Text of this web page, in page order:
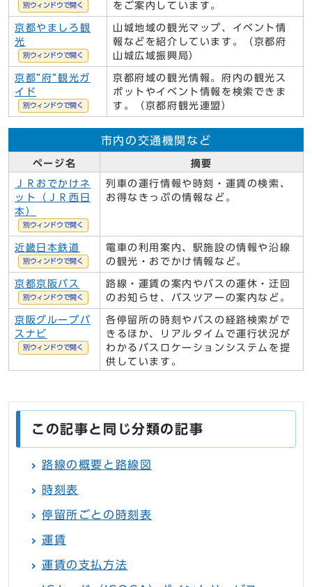
別ウィンドウで開く
をご案内しています。
京都やましろ観
光
別ウィンドウで開く
山城地域の観光マップ、イベント情
報などを紹介しています。（京都府
山城広域振興局）
京都”府”観光ガ
イド
別ウィンドウで開く
京都府域の観光情報。府内の観光ス
ポットやイベント情報を検索できま
す。（京都府観光連盟）
市内の交通機関など
ページ名 摘要
ＪＲおでかけネ
ット（ＪＲ西日
本）
別ウィンドウで開く
列車の運行情報や時刻・運賃の検索、
お得なきっぷの情報など。
近畿日本鉄道
別ウィンドウで開く
電車の利用案内、駅施設の情報や沿線
の観光・おでかけ情報など。
京都京阪バス
別ウィンドウで開く
路線・運賃の案内やバスの運休・迂回
のお知らせ、バスツアーの案内など。
京阪グループバ
スナビ
別ウィンドウで開く
各停留所の時刻やバスの経路検索がで
きるほか、リアルタイムで運行状況が
わかるバスロケーションシステムを提
供しています。
この記事と同じ分類の記事
路線の概要と路線図
時刻表
停留所ごとの時刻表
運賃
運賃の支払方法